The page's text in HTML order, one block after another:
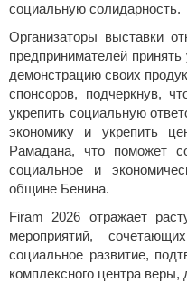
социальную солидарность.
Организаторы выставки
предпринимателей
демонстрацию своих
спонсоров, подчеркнув,
укрепить социальную
экономику и укрепить
Рамадана, что поможет
социальное и
общине Бенина.
Firam 2026 отражает
мероприятий,
социальное развитие,
комплексного центра веры,